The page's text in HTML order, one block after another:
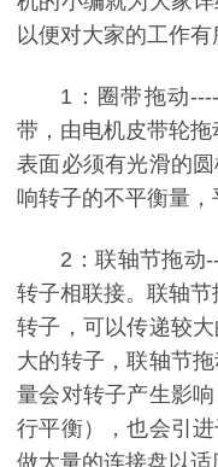
以便对大家的工作有
1：圈带拖动
带，由电机皮带轮
表面必须有光滑的
响转子的不平衡量，
2：联轴节拖动
转子相联接。联轴
转子，可以传递较
大的转子，联轴节
量会对转子产生影
行平衡），也会引